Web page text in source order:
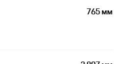
765 мм